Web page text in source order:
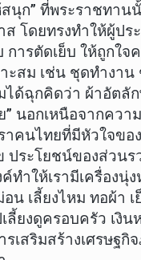
นุก” ที่พระราชทาน
โดยทรงทำให้ผู้ปร
การตัดเย็บ ให้ถูกใจ
ะสม เช่น ชุดทำงา
ได้ฉุกคิดว่า ผ้าอัตลั
นอกเหนือจากควา
าคนไทยที่มีหัวใจข
ประโยชน์ของส่วนร
ทำให้เรามีเครื่องนุ่
น เลี้ยงไหม ทอผ้า
ลี้ยงดูครอบครัว เงิ
สริมสร้างเศรษฐกิ